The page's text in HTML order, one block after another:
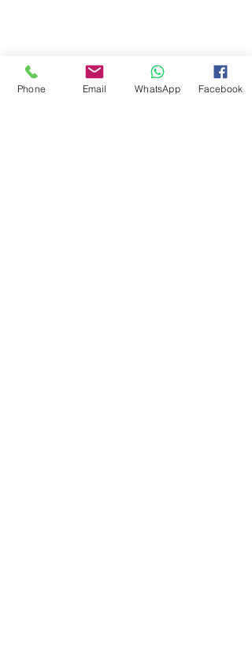
Phone Email WhatsApp Facebook